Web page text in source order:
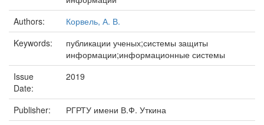
Authors:
Корвель, А. В.
Keywords:
публикации ученых;системы защиты
информации;информационные системы
Issue
Date:
2019
Publisher:
РГРТУ имени В.Ф. Уткина